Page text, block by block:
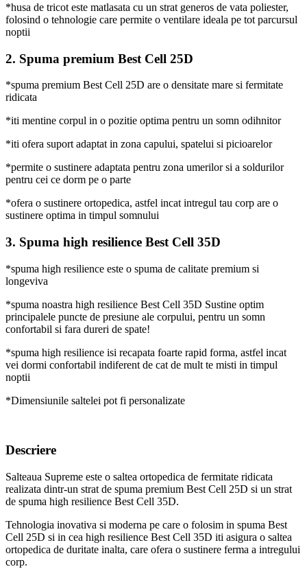
*husa de tricot este matlasata cu un strat generos de vata poliester,
folosind o tehnologie care permite o ventilare ideala pe tot parcursul
noptii
2. Spuma premium Best Cell 25D
*spuma premium Best Cell 25D are o densitate mare si fermitate
ridicata
*iti mentine corpul in o pozitie optima pentru un somn odihnitor
*iti ofera suport adaptat in zona capului, spatelui si picioarelor
*permite o sustinere adaptata pentru zona umerilor si a soldurilor
pentru cei ce dorm pe o parte
*ofera o sustinere ortopedica, astfel incat intregul tau corp are o
sustinere optima in timpul somnului
3. Spuma high resilience Best Cell 35D
*spuma high resilience este o spuma de calitate premium si
longeviva
*spuma noastra high resilience Best Cell 35D Sustine optim
principalele puncte de presiune ale corpului, pentru un somn
confortabil si fara dureri de spate!
*spuma high resilience isi recapata foarte rapid forma, astfel incat
vei dormi confortabil indiferent de cat de mult te misti in timpul
noptii
*Dimensiunile saltelei pot fi personalizate
Descriere
Salteaua Supreme este o saltea ortopedica de fermitate ridicata
realizata dintr-un strat de spuma premium Best Cell 25D si un strat
de spuma high resilience Best Cell 35D.
Tehnologia inovativa si moderna pe care o folosim in spuma Best
Cell 25D si in cea high resilience Best Cell 35D iti asigura o saltea
ortopedica de duritate inalta, care ofera o sustinere ferma a intregului
corp.